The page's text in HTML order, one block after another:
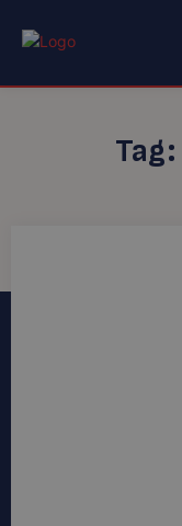
Tag: